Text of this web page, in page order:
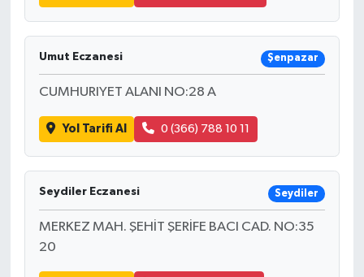
Umut Eczanesi Şenpazar
CUMHURIYET ALANI NO:28 A
Yol Tarifi Al 0 (366) 788 10 11
Seydiler Eczanesi Seydiler
MERKEZ MAH. ŞEHİT ŞERİFE BACI CAD. NO:35
20